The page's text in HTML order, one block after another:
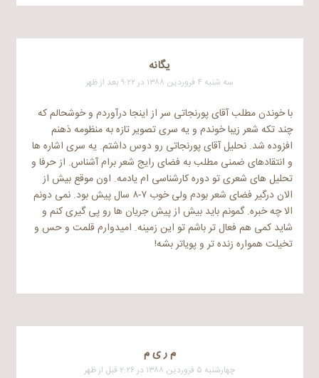
یگانه
سه شنبه ۴ فروردین ۱۳۸۸ در ۹:۲۲ بعد از ظهر
با خوندن مطلب آقای پورنجاتی سر از اینجا درآوردم و خوشحالم که
چند تکه شعر زیبا خوندم و یه سری تصویر تازه به منظومه ذهنم
افزوده شد. نحلیل آقای پورنجاتی رو دوس داشتم. یه سری اشاره ها
و انتقادهای ضمنی مطلب به فضای رایج شعر برام آشناس. از حرفا و
تحلیل های شعری تو دوره کارشناسی ام یادمه. اون موقع بیش از
الان درگیر فضای شعر بودم ولی خوب ۷-۸ سال پیش بود. نمی دونم
الا چه خبره. گمونم باید بیش از پیش جریان ها رو پی گیری کنم و
شاید کمی هم فعال تر باشم تو این زمینه. امیدوارم قلمت و حس و
تخیلت همواره زنده تر و پویاتر بشه!
م ر ی م
چهارشنبه ۵ فروردین ۱۳۸۸ در ۲:۲۶ قبل از ظهر